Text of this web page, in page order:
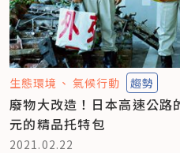
生態環境 氣候行動 趨勢
廢物大改造！日本高速公路
元的精品托特包
2021.02.22